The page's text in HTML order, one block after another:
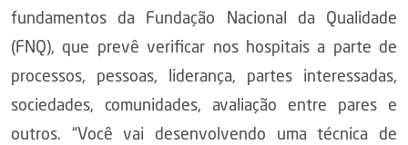
fundamentos da Fundação Nacional da Qualidade
(FNQ), que prevê verificar nos hospitais a parte de
processos, pessoas, liderança, partes interessadas,
sociedades, comunidades, avaliação entre pares e
outros. “Você vai desenvolvendo uma técnica de